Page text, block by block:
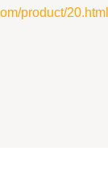
product/20.html